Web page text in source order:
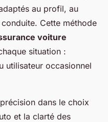
au profil, au
Cette méthode
voiture
situation :
utilisateur occasionnel
dans le choix
et la clarté des